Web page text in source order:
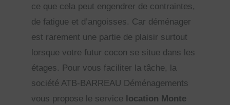
ce que cela peut engendrer de contraintes,
de fatigue et d’angoisses. Car déménager
est rarement une partie de plaisir surtout
lorsque votre futur cocon se situe dans les
étages. Pour vous faciliter la tâche, la
société ATB-BARREAU Déménagements
vous propose le service location Monte